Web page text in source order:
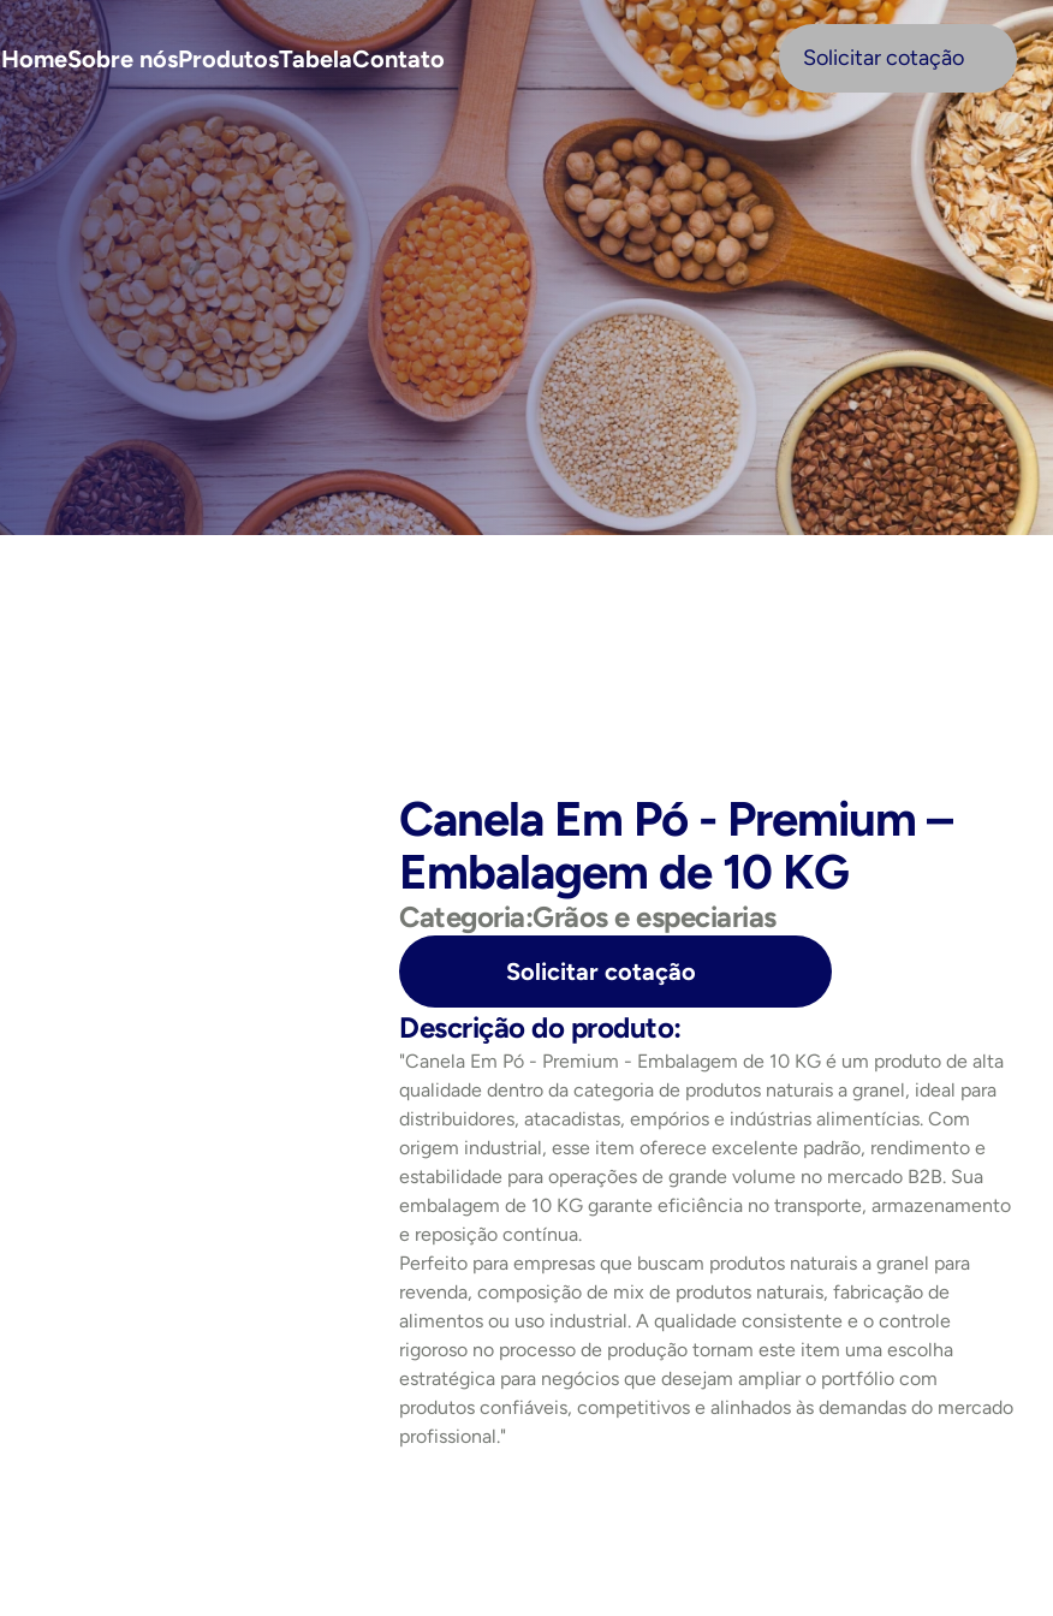
HomeSobre nósProdutosTabelaContato Solicitar cotação
Solicitar cotação
Canela Em Pó - Premium –
Embalagem de 10 KG
Categoria:Grãos e especiarias
Solicitar cotação
Descrição do produto:
"Canela Em Pó - Premium - Embalagem de 10 KG é um produto de alta
qualidade dentro da categoria de produtos naturais a granel, ideal para
distribuidores, atacadistas, empórios e indústrias alimentícias. Com
origem industrial, esse item oferece excelente padrão, rendimento e
estabilidade para operações de grande volume no mercado B2B. Sua
embalagem de 10 KG garante eficiência no transporte, armazenamento
e reposição contínua.
Perfeito para empresas que buscam produtos naturais a granel para
revenda, composição de mix de produtos naturais, fabricação de
alimentos ou uso industrial. A qualidade consistente e o controle
rigoroso no processo de produção tornam este item uma escolha
estratégica para negócios que desejam ampliar o portfólio com
produtos confiáveis, competitivos e alinhados às demandas do mercado
profissional."